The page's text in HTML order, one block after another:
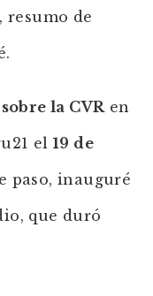
resumo de
la CVRen
el 19 de
paso, inauguré
que duró